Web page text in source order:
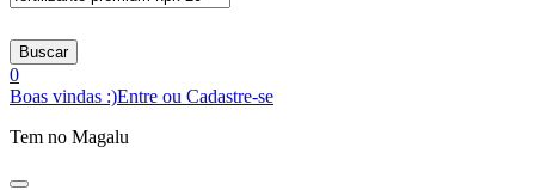
Buscar
0
Boas vindas :)Entre ou Cadastre-se
Tem no Magalu